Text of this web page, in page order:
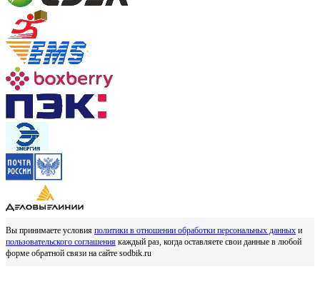
Вы принимаете условия политики в отношении обработки персональных данных и
пользовательского соглашения каждый раз, когда оставляете свои данные в любой
форме обратной связи на сайте sodbik.ru